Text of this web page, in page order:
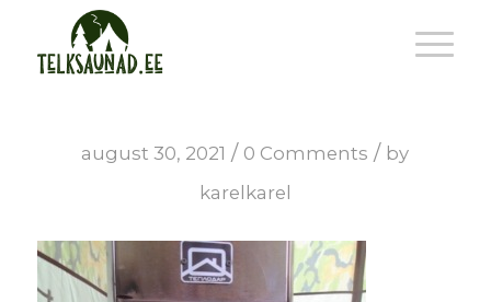
august 30, 2021 / 0 Comments / by
karelkarel